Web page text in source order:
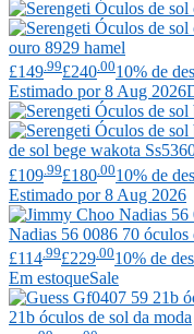
ouro 8929 hamel
£149.99£240.0010% de
Estimado por 8 Aug 2026
de sol bege wakota
£109 .99£180 .0010% de
Estimado por 8 Aug 2026
Nadias 56 0086 70 óculos
£114 .99£229 .0010% de
Em estoqueSale
21b óculos de sol da moda